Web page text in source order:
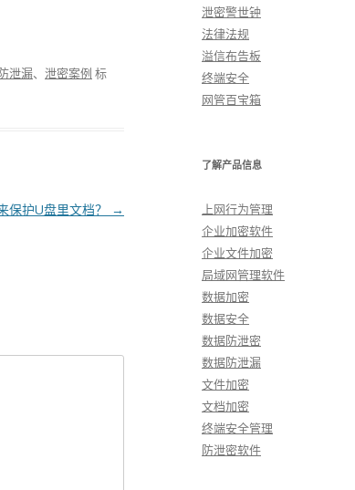
泄漏、 泄密案例 标
保护U盘里文档？ →
泄密警世钟
法律法规
溢信布告板
终端安全
网管百宝箱
了解产品信息
上网行为管理
企业加密软件
企业文件加密
局域网管理软件
数据加密
数据安全
数据防泄密
数据防泄漏
文件加密
文档加密
终端安全管理
防泄密软件